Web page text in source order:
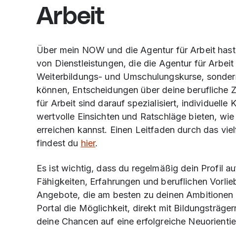
Arbeit
Über mein NOW und die Agentur für Arbeit
von Dienstleistungen, die die Agentur für
Weiterbildungs- und Umschulungskurse,
können, Entscheidungen über deine berufliche
für Arbeit sind darauf spezialisiert, individuelle
wertvolle Einsichten und Ratschläge bieten,
erreichen kannst. Einen Leitfaden durch das
findest du hier.
Es ist wichtig, dass du regelmäßig dein Profil
Fähigkeiten, Erfahrungen und beruflichen
Angebote, die am besten zu deinen
Portal die Möglichkeit, direkt mit
deine Chancen auf eine erfolgreiche